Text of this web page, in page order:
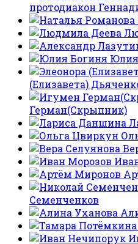
протодиакон
(Елизавета)
Герман(Скрыпник)
Семенченков